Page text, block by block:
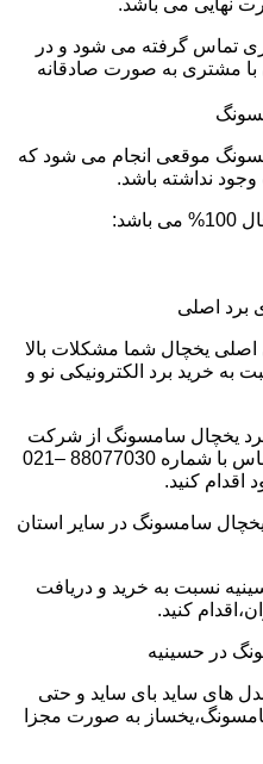
تماس گرفته می شود و در
با مشتری به صورت صادقانه
موقعی انجام می شود که
نداشته باشد.
اصلی یخچال شما مشکلات بالا
به خرید برد الکترونیکی نو و
برد یخچال سامسونگ از شرکت
حسینیه وجود دارد و می توانید با تماس با شماره 88077030 –021
کنید.
یخچال سامسونگ در سایر استان
نسبت به خرید و دریافت
کنید.
در حسینیه
های ساید بای ساید و حتی
به صورت مجزا